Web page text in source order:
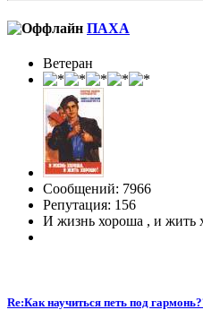
ПАХА
Ветеран
Сообщений: 7966
Репутация: 156
И жизнь хороша , и жить
Re:Как научиться петь под